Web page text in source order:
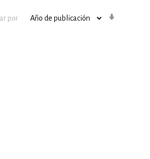
por